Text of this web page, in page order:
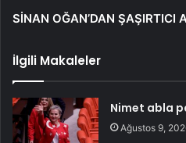
SİNAN OĞAN’DAN ŞAŞIRTICI
İlgili Makaleler
Nimet abla
Ağustos 9,